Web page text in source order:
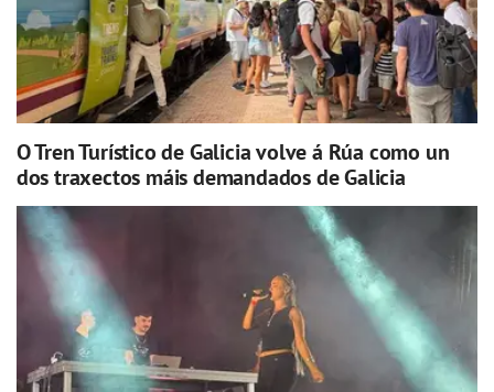
O Tren Turístico de Galicia volve á Rúa como un
dos traxectos máis demandados de Galicia